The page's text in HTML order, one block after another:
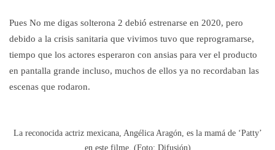
Pues No me digas solterona 2 debió estrenarse en 2020, pero
debido a la crisis sanitaria que vivimos tuvo que reprogramarse,
tiempo que los actores esperaron con ansias para ver el producto
en pantalla grande incluso, muchos de ellos ya no recordaban las
escenas que rodaron.
La reconocida actriz mexicana, Angélica Aragón, es la mamá de ‘Patty’
en este filme. (Foto: Difusión)